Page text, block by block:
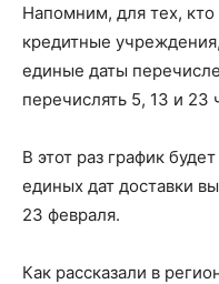
Напомним, для тех,
кредитные
единые даты
перечислять 5, 13 и 23
В этот раз график
единых дат доставки
23 февраля.
Как рассказали в